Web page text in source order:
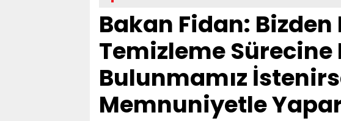
Bakan Fidan: Bizden
Temizleme Sürecine
Bulunmamız
Memnuniyetle